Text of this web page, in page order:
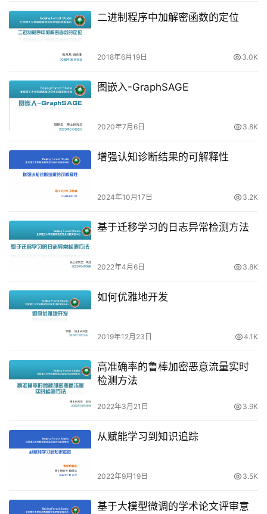
二进制程序中加解密函数的定位
2018年6月19日 3.0K
图嵌入-GraphSAGE
2020年7月6日 3.8K
增强认知诊断结果的可解释性
2024年10月17日 3.2K
基于迁移学习的日志异常检测方法
2022年4月6日 3.8K
如何优雅地开发
2019年12月23日 4.1K
高准确率的鲁棒加密恶意流量实时
检测方法
2022年3月21日 3.9K
从赋能学习到知识追踪
2022年9月19日 3.5K
基于大模型微调的学术论文评审意